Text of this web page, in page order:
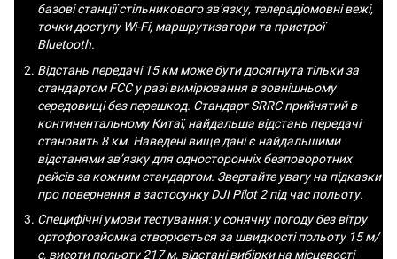
базові станції стільникового зв’язку, телерадіомовні вежі,
точки доступу Wi-Fi, маршрутизатори та пристрої
Bluetooth.
Відстань передачі 15 км може бути досягнута тільки за
стандартом FCC у разі вимірювання в зовнішньому
середовищі без перешкод. Стандарт SRRC прийнятий в
континентальному Китаї, найдальша відстань передачі
становить 8 км. Наведені вище дані є найдальшими
відстанями зв’язку для односторонніх безповоротних
рейсів за кожним стандартом. Звертайте увагу на підказки
про повернення в застосунку DJI Pilot 2 під час польоту.
Специфічні умови тестування: у сонячну погоду без вітру
ортофотозйомка створюється за швидкості польоту 15 м/
с, висоти польоту 217 м, відстані вибірки на місцевості